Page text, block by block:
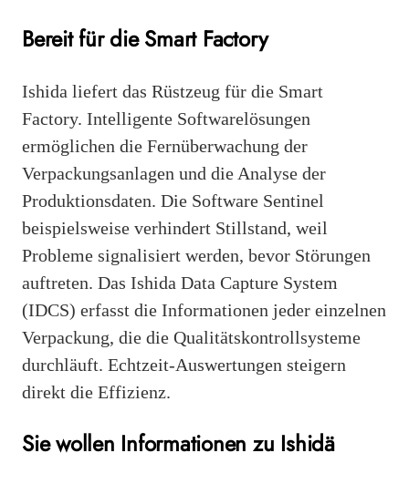
Bereit für die Smart Factory
Ishida liefert das Rüstzeug für die Smart
Factory. Intelligente Softwarelösungen
ermöglichen die Fernüberwachung der
Verpackungsanlagen und die Analyse der
Produktionsdaten. Die Software Sentinel
beispielsweise verhindert Stillstand, weil
Probleme signalisiert werden, bevor Störungen
auftreten. Das Ishida Data Capture System
(IDCS) erfasst die Informationen jeder einzelnen
Verpackung, die die Qualitätskontrollsysteme
durchläuft. Echtzeit-Auswertungen steigern
direkt die Effizienz.
Sie wollen Informationen zu Ishidä